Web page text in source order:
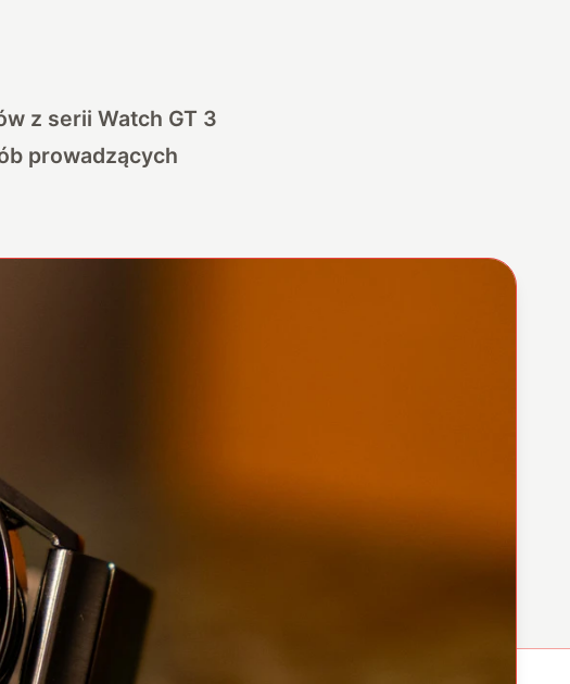
z serii Watch GT 3
prowadzących